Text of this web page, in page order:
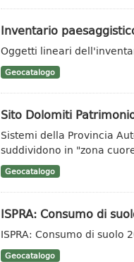
Inventario
Oggetti lineari
Geocatalogo
Sito Dolomiti
Sistemi della Provincia
suddividono in "zona
Geocatalogo
ISPRA: Consumo di
ISPRA: Consumo di suolo
Geocatalogo